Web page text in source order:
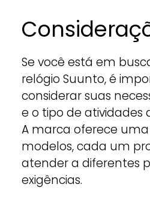
Se você está em
relógio Suunto, é
considerar suas
e o tipo de atividades
A marca oferece
modelos, cada um
atender a diferentes
exigências.